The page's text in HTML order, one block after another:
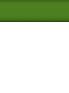
信を登録す